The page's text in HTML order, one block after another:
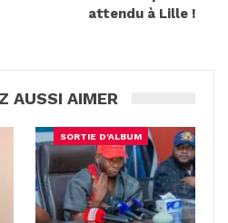
attendu à Lille !
AUSSI AIMER
SORTIE D'ALBUM